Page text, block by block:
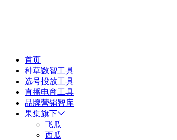
首页
种草数智工具
选号投放工具
直播电商工具
品牌营销智库
果集旗下
飞瓜
西瓜